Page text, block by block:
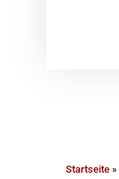
Startseite »